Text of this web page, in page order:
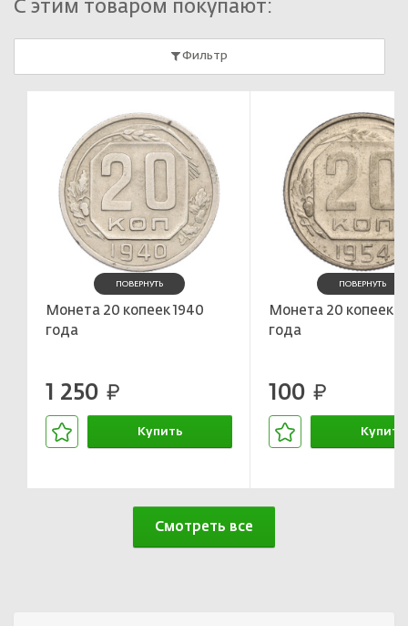
С этим товаром покупают:
Фильтр
ПОВЕРНУТЬ
Монета 20 копеек 1940
года
1 250 руб.
Купить
ПОВЕРНУТЬ
Монета 20 копеек
года
100 руб.
Купить
Смотреть все